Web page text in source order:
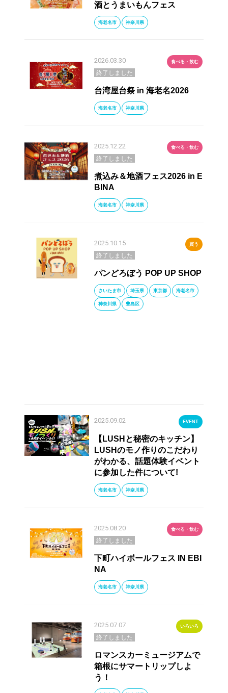
酒とうまいもんフェス
海老名市 神奈川県
2026.03.30 食べる・飲む
終了しました
台湾屋台祭 in 海老名2026
海老名市 神奈川県
2025.12.22 食べる・飲む
終了しました
煮込み＆地酒フェス2026 in E
BINA
海老名市 神奈川県
2025.10.15 買う
終了しました
パンどろぼう POP UP SHOP
さいたま市 埼玉県 東京都 海老名市
神奈川県 豊島区
2025.09.02 EVENT
【LUSHと秘密のキッチン】
LUSHのモノ作りのこだわり
がわかる、話題体験イベント
に参加した件について!
海老名市 神奈川県
2025.08.20 食べる・飲む
終了しました
下町ハイボールフェス IN EBI
NA
海老名市 神奈川県
2025.07.07 いろいろ
終了しました
ロマンスカーミュージアムで
箱根にサマートリップしよ
う！